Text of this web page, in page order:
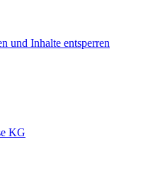
und Inhalte entsperren